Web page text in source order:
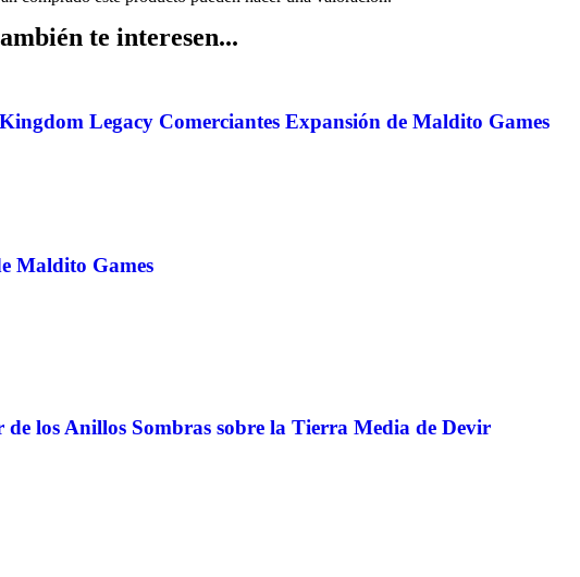
te interesen...
Legacy Comerciantes Expansión de Maldito Games
Maldito Games
de los Anillos Sombras sobre la Tierra Media de Devir